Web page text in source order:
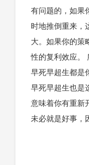
有问题的，如果
时地推倒重来，
大。如果你的策
性的复利效应。
早死早超生都是
早死早超生也是
意味着你有重新
未必就是好事，